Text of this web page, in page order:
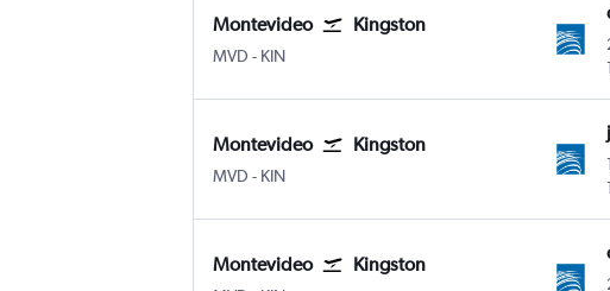
Montevideo Kingston
MVD Montevideo Internacional de Carrasco
- KIN Kingston Internacional Norman Manley
Montevideo Kingston
MVD Montevideo Internacional de Carrasco
- KIN Kingston Internacional Norman Manley
Montevideo Kingston